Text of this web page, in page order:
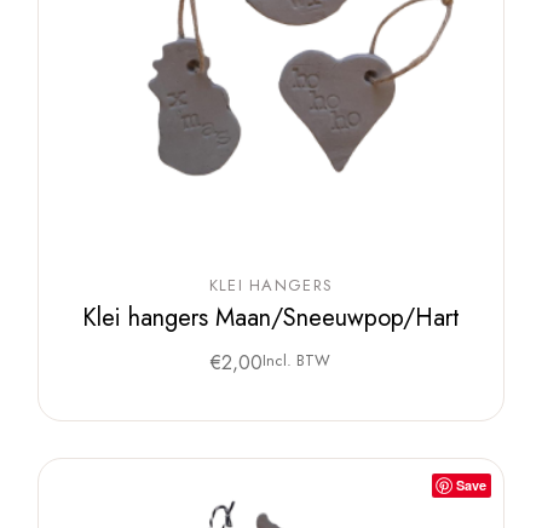
KLEI HANGERS
Klei hangers Maan/Sneeuwpop/Hart
€2,00Incl. BTW
Save